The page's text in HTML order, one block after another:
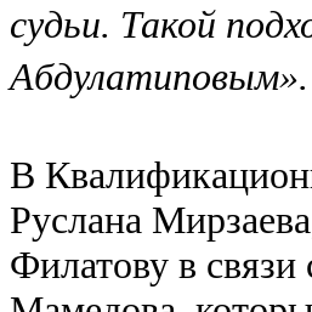
судьи. Такой
Абдулатиповым».
В
Руслана
Филатову в